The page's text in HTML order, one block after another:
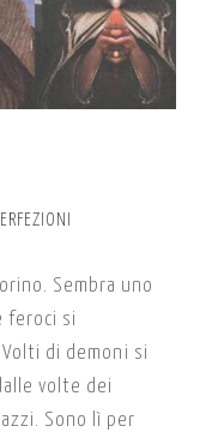
Sembra uno
feroci si
di demoni si
volte dei
Sono lì per